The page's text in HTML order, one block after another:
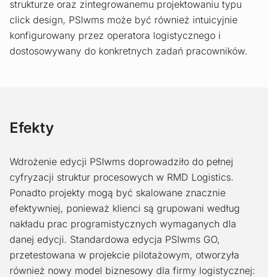
strukturze oraz zintegrowanemu projektowaniu typu
click design, PSIwms może być również intuicyjnie
konfigurowany przez operatora logistycznego i
dostosowywany do konkretnych zadań pracowników.
Efekty
Wdrożenie edycji PSIwms doprowadziło do pełnej
cyfryzacji struktur procesowych w RMD Logistics.
Ponadto projekty mogą być skalowane znacznie
efektywniej, ponieważ klienci są grupowani według
nakładu prac programistycznych wymaganych dla
danej edycji. Standardowa edycja PSIwms GO,
przetestowana w projekcie pilotażowym, otworzyła
również nowy model biznesowy dla firmy logistycznej: